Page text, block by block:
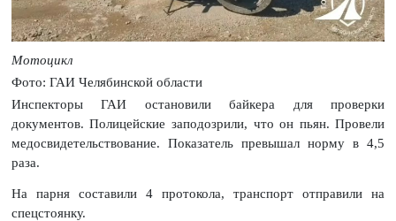
Мотоцикл
Фото: ГАИ Челябинской области
Инспекторы ГАИ остановили байкера для проверки
документов. Полицейские заподозрили, что он пьян. Провели
медосвидетельствование. Показатель превышал норму в 4,5
раза.
На парня составили 4 протокола, транспорт отправили на
спецстоянку.